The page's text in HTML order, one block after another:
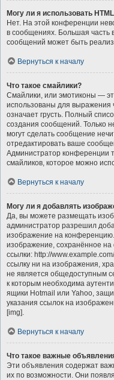
Могу ли я использовать
Нет. На этой конференции
в сообщениях. Большая
сообщений может быть
Вернуться к началу
Что такое смайлики?
Смайлики, или эмотиконы —
использованы для выражения
означает грусть. Полный
создания сообщений. Только
могут сделать сообщение
отредактировать ваше
Администратор конференции
смайликов, которое можно
Вернуться к началу
Могу ли я добавлять
Да, вы можете размещать
администратор разрешил
изображение на
изображение, сохранённое
ссылки: http://
ссылку ни на изображения,
не является общедоступным
к которым необходима
ящики Hotmail или Yahoo,
указания ссылок на
[img].
Вернуться к началу
Что такое важные
Эти объявления содержат
их по возможности. Они